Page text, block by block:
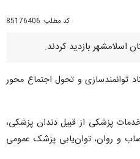
کد مطلب: 85176406
اسلامشهر بازدید کردند.
توانمندسازی و تحول اجتماع محور
گروه‌های جهادی برگزار شده، خدمات پزشکی از قبیل دندان پزشکی،
و روان، توان‌یابی پزشک عمومی